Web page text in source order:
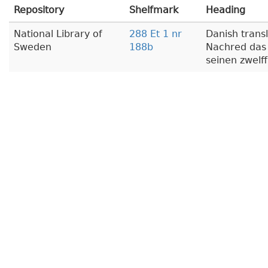
Repository Shelfmark Heading
National Library of
Sweden
288 Et 1 nr
188b
Danish
Nachred
seinen